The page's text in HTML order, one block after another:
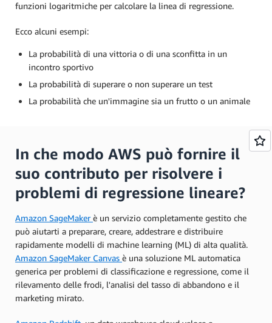
funzioni logaritmiche per calcolare la linea di regressione.
Ecco alcuni esempi:
La probabilità di una vittoria o di una sconfitta in un
incontro sportivo
La probabilità di superare o non superare un test
La probabilità che un'immagine sia un frutto o un animale
In che modo AWS può fornire il
suo contributo per risolvere i
problemi di regressione lineare?
Amazon SageMakerè un servizio completamente gestito che
può aiutarti a preparare, creare, addestrare e distribuire
rapidamente modelli di machine learning (ML) di alta qualità.
Amazon SageMaker Canvas è una soluzione ML automatica
generica per problemi di classificazione e regressione, come il
rilevamento delle frodi, l'analisi del tasso di abbandono e il
marketing mirato.